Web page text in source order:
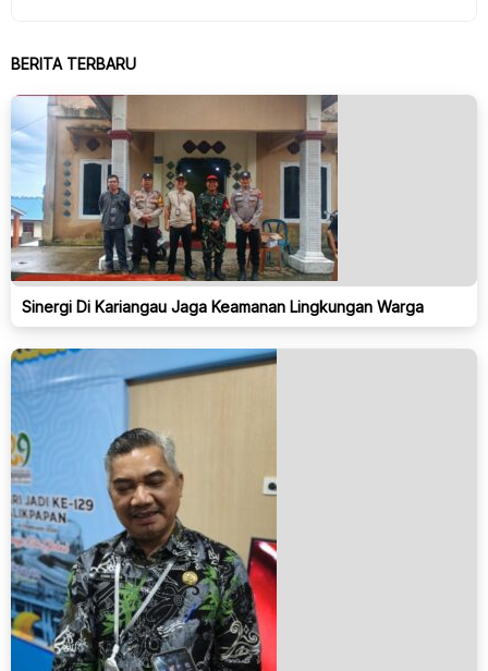
BERITA TERBARU
Sinergi Di Kariangau Jaga Keamanan Lingkungan Warga